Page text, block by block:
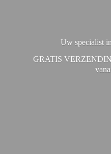
Uw specialist
GRATIS